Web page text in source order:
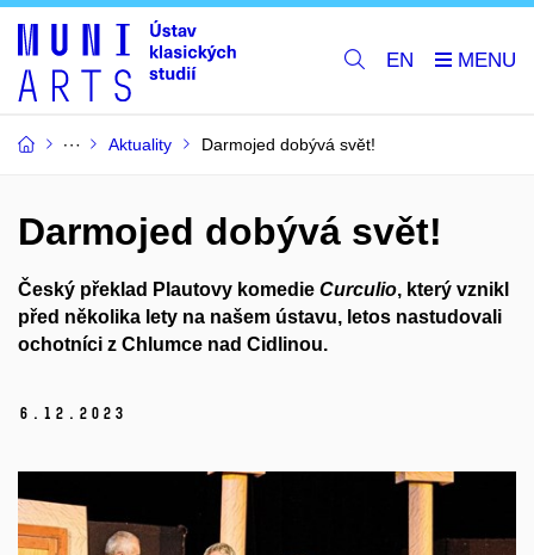
EN
Aktuality Darmojed dobývá svět!
Darmojed dobývá svět!
Český překlad Plautovy komedie Curculio, který vznikl
před několika lety na našem ústavu, letos nastudovali
ochotníci z Chlumce nad Cidlinou.
6. 12. 2023